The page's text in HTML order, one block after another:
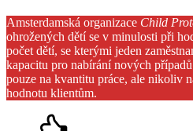
Amsterdamská organizace Child
ohrožených dětí se v minulosti při
počet dětí, se kterými jeden
kapacitu pro nabírání nových
pouze na kvantitu práce, ale nikoliv
hodnotu klientům.